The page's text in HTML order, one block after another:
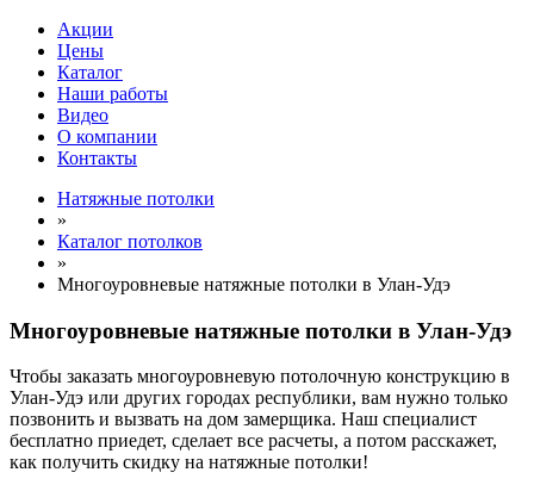
Акции
Цены
Каталог
Наши работы
Видео
О компании
Контакты
Натяжные потолки
»
Каталог потолков
»
Многоуровневые натяжные потолки в Улан-Удэ
Многоуровневые натяжные потолки в Улан-Удэ
Чтобы заказать многоуровневую потолочную конструкцию в
Улан-Удэ или других городах республики, вам нужно только
позвонить и вызвать на дом замерщика. Наш специалист
бесплатно приедет, сделает все расчеты, а потом расскажет,
как получить скидку на натяжные потолки!